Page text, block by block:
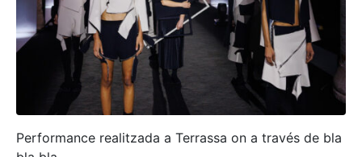
Performance realitzada a Terrassa on a través de bla